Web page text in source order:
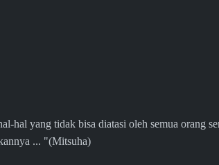
hal yang tidak bisa diatasi oleh semua orang
... "(Mitsuha)